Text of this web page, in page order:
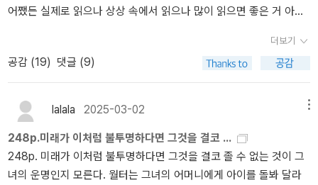
어쨌든 실제로 읽으나 상상 속에서 읽으나 많이 읽으면 좋은 거 아닌
고자 하는 것은 그것이 아니옵고, 267쪽 쯤 읽으니 이런 대목이 나온
다. 마키아벨리가 피렌체 공화국 외교관으로 발렌티노 공작 체사레
보르자를 만나러 이몰라에 가게 된다.......아몰라가 아니다. 아몰라 ㅎ
ㅎㅎㅎ 이 아몰라 아니 이몰라에서 마키아벨리가 3개월 정도 머무르
면서 그 유명한 <군주론>의 모델인 이 젊은 공작 체사레가 자신 영내
반란자들을 어떻게 처리하는 지 목도하게 되는데,,,,,이 시기를 배경으
로, 마키아벨리를 주인공으로 서머싯 몸이 역사소설 <예나 지금이나
(then and now)>를 썻다는 것이다. 아아 나 역사소설 좋아하는
더보기
공감 (19) 댓글 (9)
lalala 2025-03-02
248p.미래가 이처럼 불투명하다면 그것을 결코 ...
248p. 미래가 이처럼 불투명하다면 그것을 결코 졸 수 없는 것이 그
녀의 운명인지 모른다. 월터는 그녀의 어머니에게 아이를 돌봐 달라